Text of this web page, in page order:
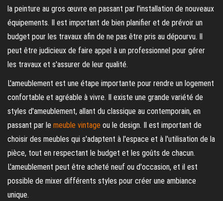
la peinture au gros œuvre en passant par l'installation de nouveaux
équipements. Il est important de bien planifier et de prévoir un
budget pour les travaux afin de ne pas être pris au dépourvu. Il
peut être judicieux de faire appel à un professionnel pour gérer
les travaux et s'assurer de leur qualité.
L'ameublement est une étape importante pour rendre un logement
confortable et agréable à vivre. Il existe une grande variété de
styles d'ameublement, allant du classique au contemporain, en
passant par le meuble vintage ou le design. Il est important de
choisir des meubles qui s'adaptent à l'espace et à l'utilisation de la
pièce, tout en respectant le budget et les goûts de chacun.
L'ameublement peut être acheté neuf ou d'occasion, et il est
possible de mixer différents styles pour créer une ambiance
unique.